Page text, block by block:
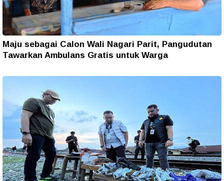
Maju sebagai Calon Wali Nagari Parit, Pangudutan
Tawarkan Ambulans Gratis untuk Warga